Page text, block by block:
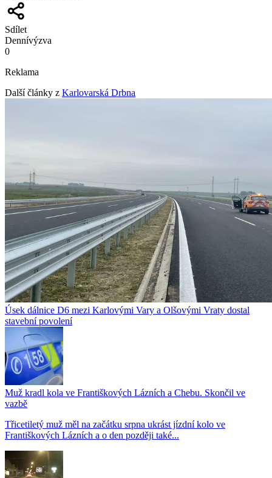
Sdílet
Dennívýzva
0
Reklama
Další články z Karlovarská Drbna
Úsek dálnice D6 mezi Karlovými Vary a Olšovými Vraty dostal
stavební povolení
Muž kradl kola ve Františkových Lázních a Chebu. Skončil ve
vazbě
Třicetiletý muž měl na začátku srpna ukrást jízdní kolo ve
Františkových Lázních a o den později také...